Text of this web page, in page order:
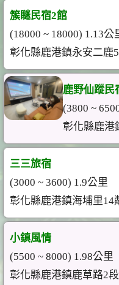
簇瞇民宿2館
(18000 ~ 18000) 1.13公
彰化縣鹿港鎮永安二鹿
鹿野仙蹤民
(3800 ~
彰化縣鹿港
三三旅宿
(3000 ~ 3600) 1.9公里
彰化縣鹿港鎮海埔里14
小鎮風情
(5500 ~ 8000) 1.98公里
彰化縣鹿港鎮鹿草路2